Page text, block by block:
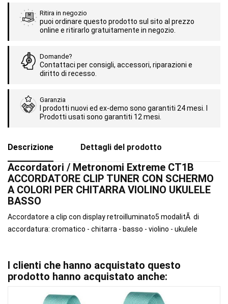
Ritira in negozio
puoi ordinare questo prodotto sul sito al prezzo
online e ritirarlo gratuitamente in negozio.
Domande?
Contattaci per consigli, accessori, riparazioni e
diritto di recesso.
Garanzia
I prodotti nuovi ed ex-demo sono garantiti 24 mesi. I
Prodotti usati sono garantiti 12 mesi.
Descrizione Dettagli del prodotto
Accordatori / Metronomi Extreme CT1B
ACCORDATORE CLIP TUNER CON SCHERMO
A COLORI PER CHITARRA VIOLINO UKULELE
BASSO
Accordatore a clip con display retroilluminato5 modalitÃ di
accordatura: cromatico - chitarra - basso - violino - ukulele
I clienti che hanno acquistato questo
prodotto hanno acquistato anche: